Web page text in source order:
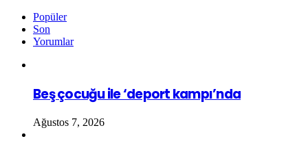
Popüler
Son
Yorumlar
Beş çocuğu ile ‘deport kampı’nda
Ağustos 7, 2026